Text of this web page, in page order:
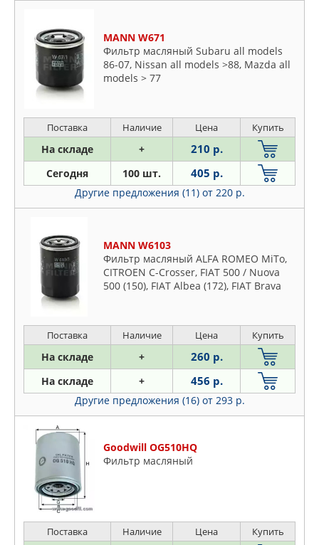
MANN W671
Фильтр масляный Subaru all models
86-07, Nissan all models >88, Mazda all
models > 77
Поставка Наличие Цена Купить
На складе + 210 р.
Сегодня 100 шт. 405 р.
Другие предложения (11) от 220 р.
MANN W6103
Фильтр масляный ALFA ROMEO MiTo,
CITROEN C-Crosser, FIAT 500 / Nuova
500 (150), FIAT Albea (172), FIAT Brava
Поставка Наличие Цена Купить
На складе + 260 р.
На складе + 456 р.
Другие предложения (16) от 293 р.
Goodwill OG510HQ
Фильтр масляный
Поставка Наличие Цена Купить